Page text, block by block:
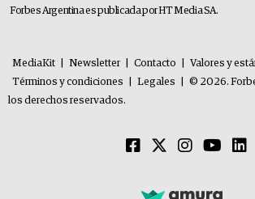
Forbes Argentina es publicada por HT Media SA.
MediaKit Newsletter Contacto Valores y
Términos y condiciones
Legales
© 2026.
los derechos reservados.